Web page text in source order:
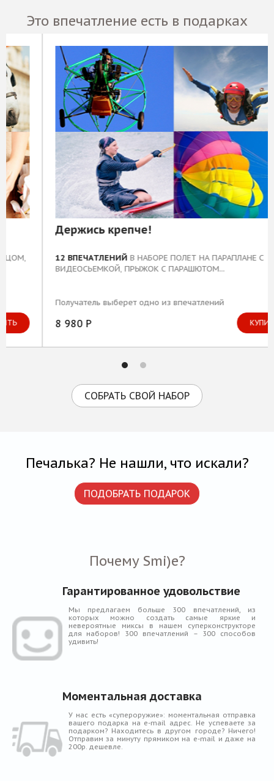
Это впечатление есть в подарках
Держись крепче!
12 ВПЕЧАТЛЕНИЙВ НАБОРЕ ПОЛЕТ НА ПАРАПЛАНЕ С
ВИДЕОСЬЕМКОЙ, ПРЫЖОК С ПАРАШЮТОМ...
Получатель выберет одно из впечатлений
8 980 Р КУПИТЬ
СОБРАТЬ СВОЙ НАБОР
Печалька? Не нашли, что искали?
ПОДОБРАТЬ ПОДАРОК
Почему Smi)e?
Гарантированное удовольствие
Мы предлагаем больше 300 впечатлений, из
которых можно создать самые яркие и
невероятные миксы в нашем суперконструкторе
для наборов! 300 впечатлений – 300 способов
удивить!
Моментальная доставка
У нас есть «супероружие»: моментальная отправка
вашего подарка на e-mail адрес. Не успеваете за
подарком? Находитесь в другом городе? Ничего!
Отправим за минуту прямиком на e-mail и даже на
200р. дешевле.